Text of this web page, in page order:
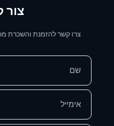
צור
צרו קשר להזמנת והשכרת